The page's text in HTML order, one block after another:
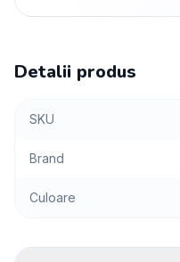
Detalii produs
SKU
Brand
Culoare